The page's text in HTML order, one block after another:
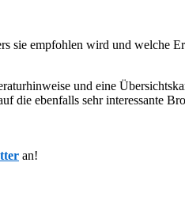
empfohlen wird und welche
und eine
die ebenfalls sehr interessante
an!